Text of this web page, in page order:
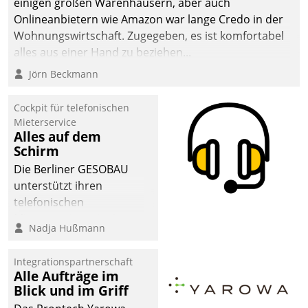
abgeben – rund um die
Uhr.
Onlineanbietern wie Amazon war lange Credo in der
Wohnungswirtschaft. Zugegeben, es ist komfortabel
alles aus einer Hand zu beziehen...
Jörn Beckmann
Cockpit für telefonischen
Mieterservice
Alles auf dem
Schirm
Die Berliner GESOBAU
unterstützt ihren
telefonischen
digitalen Cockpit, das
passende Fragen und
Schlagworte auswirft.
Eine intuitive
Nadja Hußmann
Integrationspartnerschaft
Alle Aufträge im
Blick und im Griff